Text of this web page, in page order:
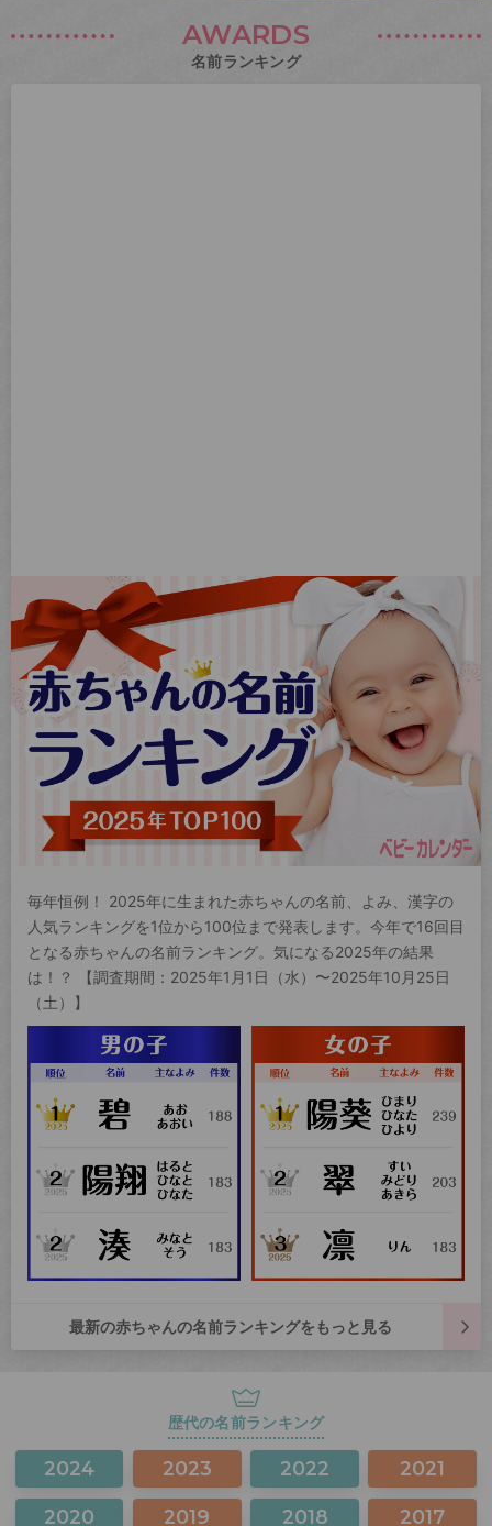
AWARDS
名前ランキング
毎年恒例！ 2025年に生まれた赤ちゃんの名前、よみ、漢字の
人気ランキングを1位から100位まで発表します。今年で16回目
となる赤ちゃんの名前ランキング。気になる2025年の結果
は！？ 【調査期間：2025年1月1日（水）〜2025年10月25日
（土）】
最新の赤ちゃんの名前ランキングをもっと見る
歴代の名前ランキング
2024 2023 2022 2021
2020 2019 2018 2017